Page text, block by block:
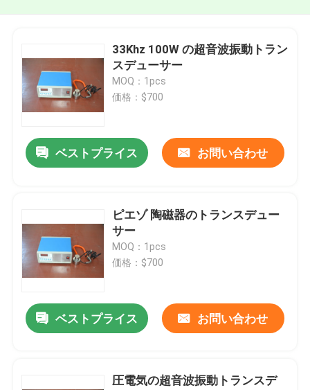
33Khz 100W の超音波振動トラン
スデューサー
MOQ：1pcs
価格：$700
ベストプライス お問い合わせ
ピエゾ 陶磁器のトランスデュー
サー
MOQ：1pcs
価格：$700
ベストプライス お問い合わせ
圧電気の超音波振動トランスデ